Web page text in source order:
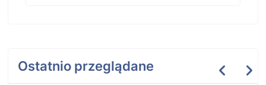
Ostatnio przeglądane